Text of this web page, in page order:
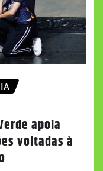
apoia
voltadas à